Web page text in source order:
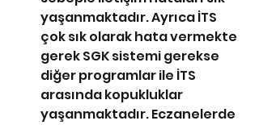
yaşanmaktadır. Ayrıca İTS
çok sık olarak hata vermekte
gerek SGK sistemi gerekse
diğer programlar ile İTS
arasında kopukluklar
yaşanmaktadır. Eczanelerde